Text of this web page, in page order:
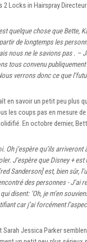
2 Locks in Hairspray
quelque chose que Bette,
de longtemps les
nous ne le savions pas . –
tous convenu
verrons donc ce que
en savoir un petit peu plus
les coups pas en mesure
En octobre dernier,
Oh j’espère qu’ils
J’espère que Disney +
Sanderson] est, bien sûr,
des personnes ⁠- J’ai
disent: ‘Oh, je m’en
car j’ai forcément
Sarah Jessica Parker